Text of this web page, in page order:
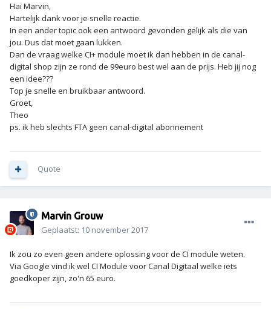
Hai Marvin,
Hartelijk dank voor je snelle reactie.
In een ander topic ook een antwoord gevonden gelijk als die van
jou. Dus dat moet gaan lukken.
Dan de vraag welke CI+ module moet ik dan hebben in de canal-
digital shop zijn ze rond de 99euro best wel aan de prijs. Heb jij nog
een idee???
Top je snelle en bruikbaar antwoord.
Groet,
Theo
ps. ik heb slechts FTA geen canal-digital abonnement
Quote
Marvin Grouw
Geplaatst: 10 november 2017
Ik zou zo even geen andere oplossing voor de CI module weten.
Via Google vind ik wel CI Module voor Canal Digitaal welke iets
goedkoper zijn, zo'n 65 euro.